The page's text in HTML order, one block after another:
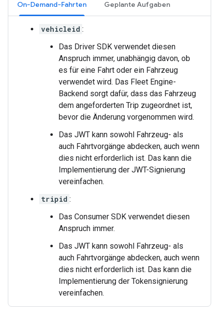
On-Demand-Fahrten Geplante Aufgaben
vehicleid :
Das Driver SDK verwendet diesen
Anspruch immer, unabhängig davon, ob
es für eine Fahrt oder ein Fahrzeug
verwendet wird. Das Fleet Engine-
Backend sorgt dafür, dass das Fahrzeug
dem angeforderten Trip zugeordnet ist,
bevor die Änderung vorgenommen wird.
Das JWT kann sowohl Fahrzeug- als
auch Fahrtvorgänge abdecken, auch wenn
dies nicht erforderlich ist. Das kann die
Implementierung der JWT-Signierung
vereinfachen.
tripid :
Das Consumer SDK verwendet diesen
Anspruch immer.
Das JWT kann sowohl Fahrzeug- als
auch Fahrtvorgänge abdecken, auch wenn
dies nicht erforderlich ist. Das kann die
Implementierung der Tokensignierung
vereinfachen.